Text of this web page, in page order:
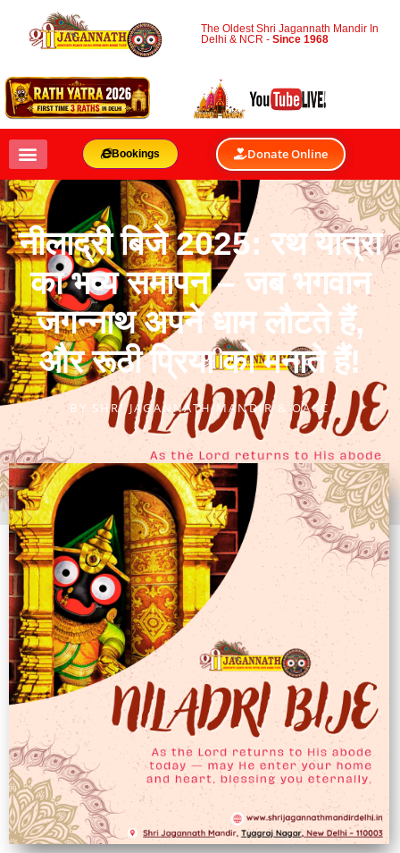
The Oldest Shri Jagannath Mandir In
Delhi & NCR -Since 1968
Bookings Donate Online
नीलाद्री बिजे 2025: रथ यात्रा
का भव्य समापन – जब भगवान
जगन्नाथ अपने धाम लौटते हैं,
और रूठी प्रिया को मनाते हैं!
BY SHRI JAGANNATH MANDIR & OACC